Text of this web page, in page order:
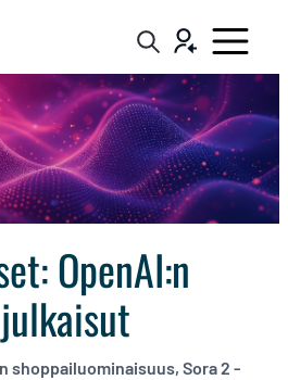
OpenAI:n
shoppailuominaisuus, Sora 2 -